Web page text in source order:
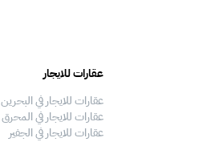
عقارات للايجار
عقارات للايجار في البحرين
عقارات للايجار في المحرق
عقارات للايجار في الجفير